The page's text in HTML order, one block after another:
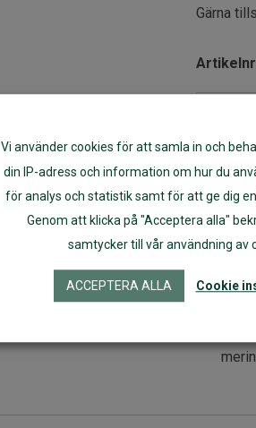
Gärna
Vi använder cookies för att samla in och
din IP-adress och information om hur du
för analys och statistik samt för att ge dig
Genom att klicka på "Acceptera alla"
samtycker till vår användning av
ACCEPTERA ALLA Cookie